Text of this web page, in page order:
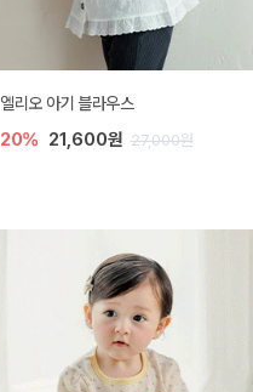
엘리오 아기 블라우스
20% 21,600원 27,000원